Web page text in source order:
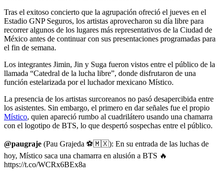
Tras el exitoso concierto que la agrupación ofreció el jueves en el
Estadio GNP Seguros, los artistas aprovecharon su día libre para
recorrer algunos de los lugares más representativos de la Ciudad de
México antes de continuar con sus presentaciones programadas para
el fin de semana.
Los integrantes Jimin, Jin y Suga fueron vistos entre el público de la
llamada “Catedral de la lucha libre”, donde disfrutaron de una
función estelarizada por el luchador mexicano Místico.
La presencia de los artistas surcoreanos no pasó desapercibida entre
los asistentes. Sin embargo, el primero en dar señales fue el propio
Místico, quien apareció rumbo al cuadrilátero usando una chamarra
con el logotipo de BTS, lo que despertó sospechas entre el público.
@paugraje (Pau Grajeda ⚽🇲🇽): En su entrada de las luchas de
hoy, Místico saca una chamarra en alusión a BTS 🔥
https://t.co/WCRx6BEx8a